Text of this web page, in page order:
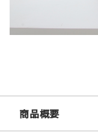
商品概要